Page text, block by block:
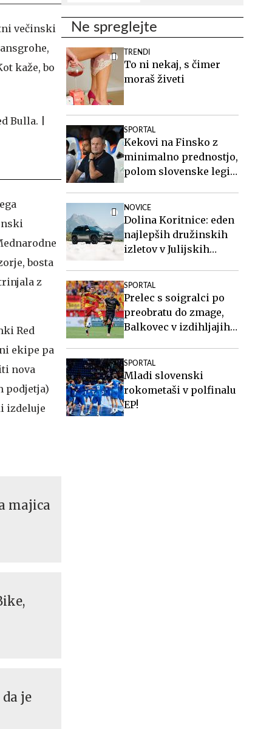
večinski
kaže, bo
bosta
z
Red
ekipe pa
nova
podjetja)
izdeluje
majica
je
Ne spreglejte
TRENDI
To ni nekaj, s čimer
moraš živeti
SPORTAL
Kekovi na Finsko z
minimalno prednostjo,
polom slovenske legije
NOVICE
Dolina Koritnice: eden
najlepših družinskih
izletov v Julijskih
SPORTAL
Prelec s soigralci po
preobratu do zmage,
Balkovec v izdihljajih
SPORTAL
Mladi slovenski
rokometaši v polfinalu
EP!